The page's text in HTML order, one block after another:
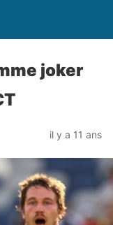
joker
il y a 11 ans